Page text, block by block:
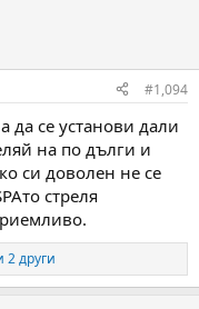
#1,094
се установи дали
на по дълги и
си доволен не се
стреля
2 други